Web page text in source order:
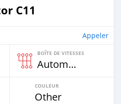
C11
Appeler
BOÎTE DE VITESSES
Automatique
COULEUR
Other